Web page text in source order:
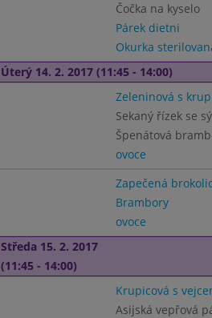
Čočka na kyselo
Párek dietni
Okurka
Úterý 14. 2. 2017 (11:45 - 14:00)
Zeleninová s
Sekaný řízek se
Špenátová
ovoce
Zapečená
Brambory
ovoce
Středa 15. 2. 2017
(11:45 - 14:00)
Krupicová s
Asijská vepřová